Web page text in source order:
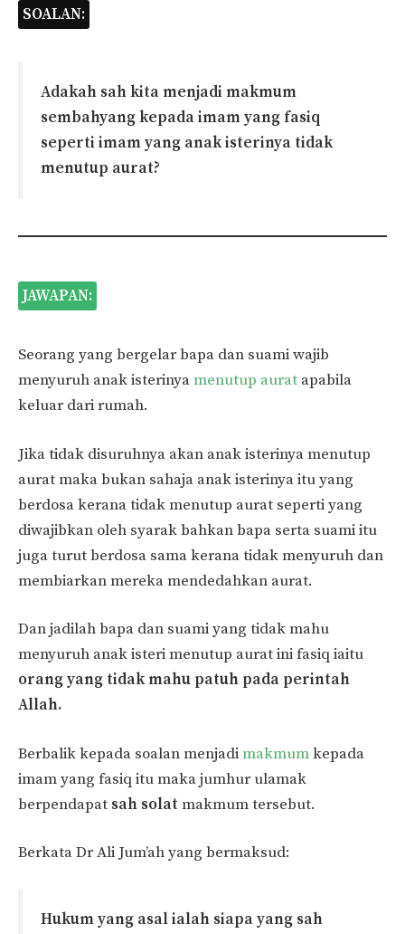
SOALAN:
Adakah sah kita menjadi makmum
sembahyang kepada imam yang fasiq
seperti imam yang anak isterinya tidak
menutup aurat?
JAWAPAN:
Seorang yang bergelar bapa dan suami wajib
menyuruh anak isterinyamenutup aurat apabila
keluar dari rumah.
Jika tidak disuruhnya akan anak isterinya menutup
aurat maka bukan sahaja anak isterinya itu yang
berdosa kerana tidak menutup aurat seperti yang
diwajibkan oleh syarak bahkan bapa serta suami itu
juga turut berdosa sama kerana tidak menyuruh dan
membiarkan mereka mendedahkan aurat.
Dan jadilah bapa dan suami yang tidak mahu
menyuruh anak isteri menutup aurat ini fasiq iaitu
orang yang tidak mahu patuh pada perintah
Allah.
Berbalik kepada soalan menjadimakmumkepada
imam yang fasiq itu maka jumhur ulamak
berpendapat sah solat makmum tersebut.
Berkata Dr Ali Jum’ah yang bermaksud:
Hukum yang asal ialah siapa yang sah